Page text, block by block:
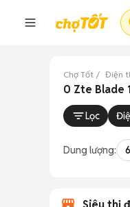
Chợ Tốt Điện
0 Zte Blade
Lọc
Dung lượng: